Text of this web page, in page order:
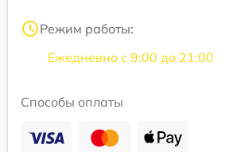
Режим работы:
Ежедневно с 9:00 до 21:00
Способы оплаты